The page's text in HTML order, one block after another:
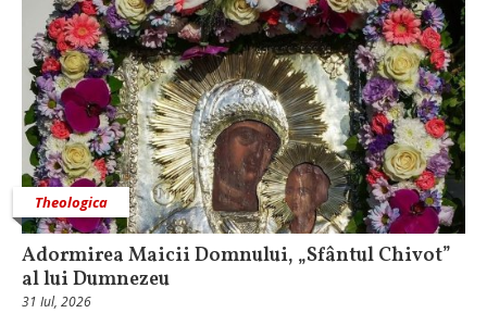
Theologica
Adormirea Maicii Domnului, „Sfântul Chivot”
al lui Dumnezeu
31 Iul, 2026